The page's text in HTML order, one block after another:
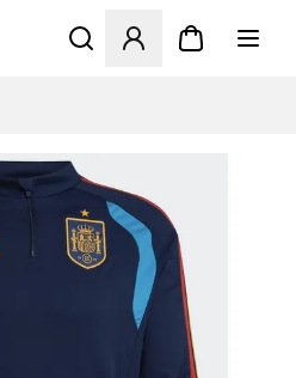
Öppnar en Modal för att